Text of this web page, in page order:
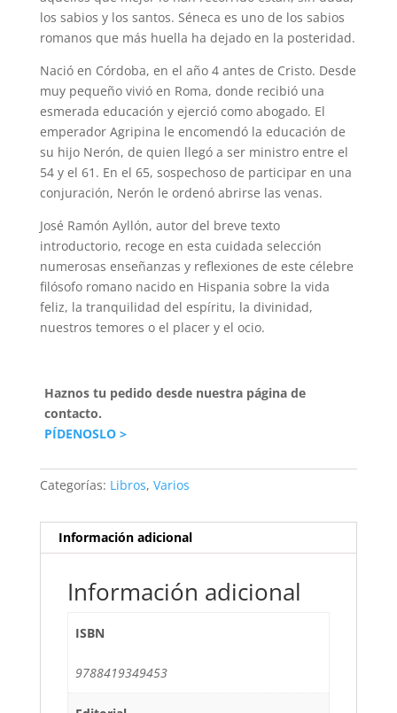
los sabios y los santos. Séneca es uno de los sabios
romanos que más huella ha dejado en la posteridad.
Nació en Córdoba, en el año 4 antes de Cristo. Desde
muy pequeño vivió en Roma, donde recibió una
esmerada educación y ejerció como abogado. El
emperador Agripina le encomendó la educación de
su hijo Nerón, de quien llegó a ser ministro entre el
54 y el 61. En el 65, sospechoso de participar en una
conjuración, Nerón le ordenó abrirse las venas.
José Ramón Ayllón, autor del breve texto
introductorio, recoge en esta cuidada selección
numerosas enseñanzas y reflexiones de este célebre
filósofo romano nacido en Hispania sobre la vida
feliz, la tranquilidad del espíritu, la divinidad,
nuestros temores o el placer y el ocio.
Haznos tu pedido desde nuestra página de
contacto.
PÍDENOSLO >
Categorías: Libros, Varios
Información adicional
Información adicional
ISBN
9788419349453